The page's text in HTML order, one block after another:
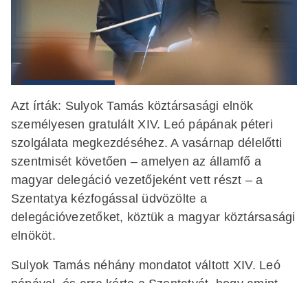
Azt írták: Sulyok Tamás köztársasági elnök
személyesen gratulált XIV. Leó pápának péteri
szolgálata megkezdéséhez. A vasárnap délelőtti
szentmisét követően – amelyen az államfő a
magyar delegáció vezetőjeként vett részt – a
Szentatya kézfogással üdvözölte a
delegációvezetőket, köztük a magyar köztársasági
elnököt.
Sulyok Tamás néhány mondatot váltott XIV. Leó